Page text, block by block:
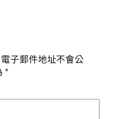
子郵件地址不會公
*